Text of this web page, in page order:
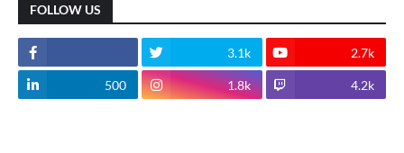
FOLLOW US
3.1k 2.7k
500 1.8k 4.2k